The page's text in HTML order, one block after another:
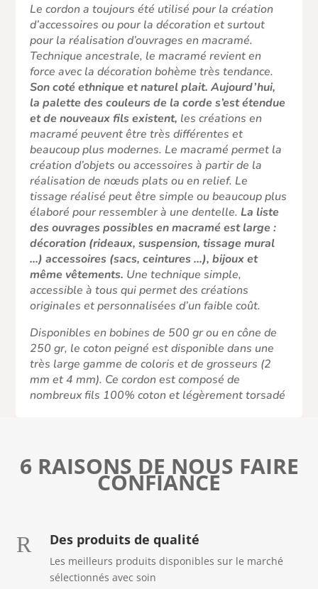
Le cordon a toujours été utilisé pour la création
d’accessoires ou pour la décoration et surtout
pour la réalisation d’ouvrages en macramé.
Technique ancestrale, le macramé revient en
force avec la décoration bohème très tendance.
Son coté ethnique et naturel plait. Aujourd’hui,
la palette des couleurs de la corde s’est étendue
et de nouveaux fils existent, les créations en
macramé peuvent être très différentes et
beaucoup plus modernes. Le macramé permet la
création d’objets ou accessoires à partir de la
réalisation de nœuds plats ou en relief. Le
tissage réalisé peut être simple ou beaucoup plus
élaboré pour ressembler à une dentelle.La liste
des ouvrages possibles en macramé est large :
décoration (rideaux, suspension, tissage mural
…) accessoires (sacs, ceintures …), bijoux et
même vêtements. Une technique simple,
accessible à tous qui permet des créations
originales et personnalisées d’un faible coût.
Disponibles en bobines de 500 gr ou en cône de
250 gr, le coton peigné est disponible dans une
très large gamme de coloris et de grosseurs (2
mm et 4 mm). Ce cordon est composé de
nombreux fils 100% coton et légèrement torsadé
6 RAISONS DE NOUS FAIRE
CONFIANCE
R Des produits de qualité
Les meilleurs produits disponibles sur le marché
sélectionnés avec soin